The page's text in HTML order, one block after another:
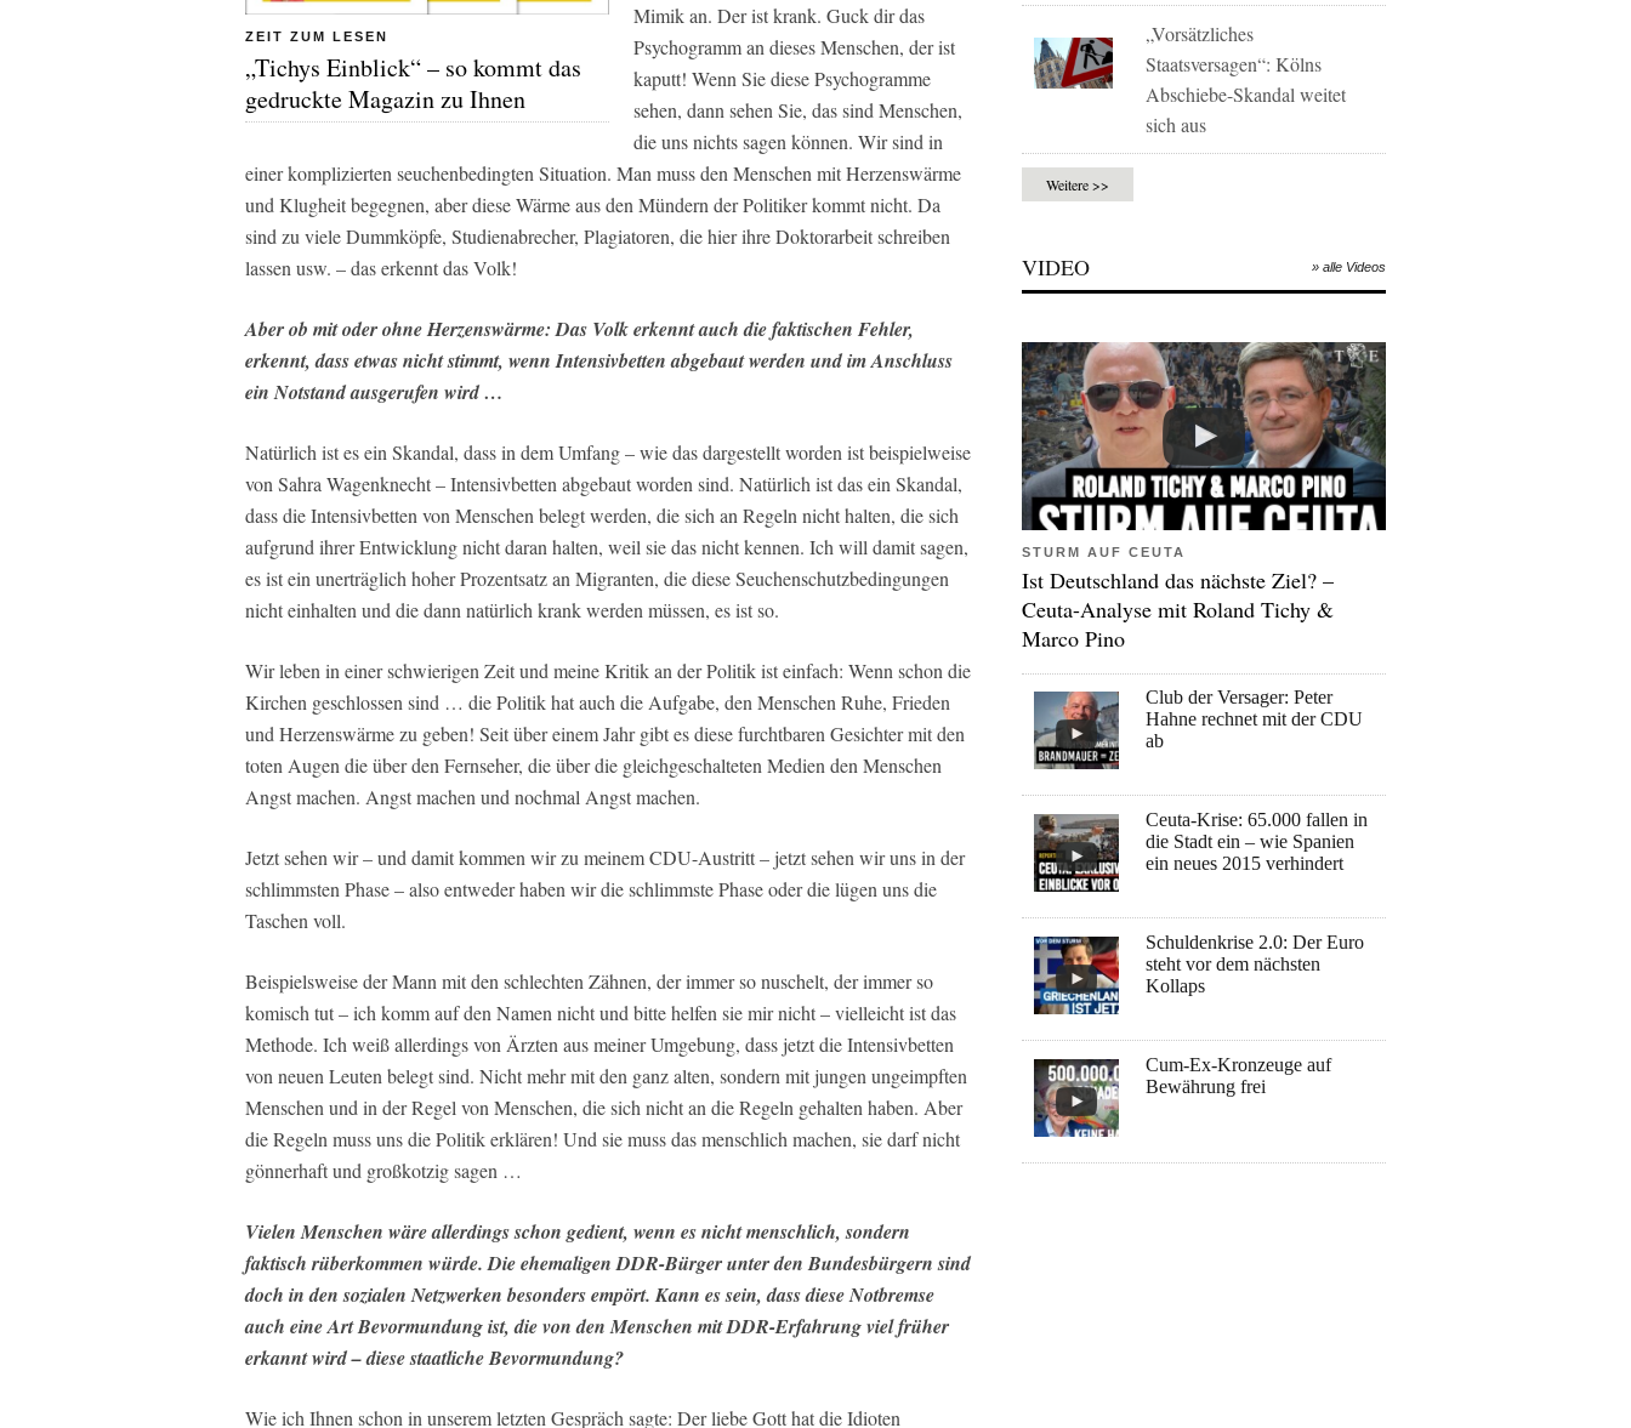
ZEIT ZUM LESEN
„Tichys Einblick“ – so kommt das
gedruckte Magazin zu Ihnen
Mimik an. Der ist krank. Guck dir das
Psychogramm an dieses Menschen, der ist
kaputt! Wenn Sie diese Psychogramme
sehen, dann sehen Sie, das sind Menschen,
die uns nichts sagen können. Wir sind in
einer komplizierten seuchenbedingten Situation. Man muss den Menschen mit Herzenswärme
und Klugheit begegnen, aber diese Wärme aus den Mündern der Politiker kommt nicht. Da
sind zu viele Dummköpfe, Studienabrecher, Plagiatoren, die hier ihre Doktorarbeit schreiben
lassen usw. – das erkennt das Volk!
Aber ob mit oder ohne Herzenswärme: Das Volk erkennt auch die faktischen Fehler,
erkennt, dass etwas nicht stimmt, wenn Intensivbetten abgebaut werden und im Anschluss
ein Notstand ausgerufen wird …
Natürlich ist es ein Skandal, dass in dem Umfang – wie das dargestellt worden ist beispielweise
von Sahra Wagenknecht – Intensivbetten abgebaut worden sind. Natürlich ist das ein Skandal,
dass die Intensivbetten von Menschen belegt werden, die sich an Regeln nicht halten, die sich
aufgrund ihrer Entwicklung nicht daran halten, weil sie das nicht kennen. Ich will damit sagen,
es ist ein unerträglich hoher Prozentsatz an Migranten, die diese Seuchenschutzbedingungen
nicht einhalten und die dann natürlich krank werden müssen, es ist so.
Wir leben in einer schwierigen Zeit und meine Kritik an der Politik ist einfach: Wenn schon die
Kirchen geschlossen sind … die Politik hat auch die Aufgabe, den Menschen Ruhe, Frieden
und Herzenswärme zu geben! Seit über einem Jahr gibt es diese furchtbaren Gesichter mit den
toten Augen die über den Fernseher, die über die gleichgeschalteten Medien den Menschen
Angst machen. Angst machen und nochmal Angst machen.
Jetzt sehen wir – und damit kommen wir zu meinem CDU-Austritt – jetzt sehen wir uns in der
schlimmsten Phase – also entweder haben wir die schlimmste Phase oder die lügen uns die
Taschen voll.
Beispielsweise der Mann mit den schlechten Zähnen, der immer so nuschelt, der immer so
komisch tut – ich komm auf den Namen nicht und bitte helfen sie mir nicht – vielleicht ist das
Methode. Ich weiß allerdings von Ärzten aus meiner Umgebung, dass jetzt die Intensivbetten
von neuen Leuten belegt sind. Nicht mehr mit den ganz alten, sondern mit jungen ungeimpften
Menschen und in der Regel von Menschen, die sich nicht an die Regeln gehalten haben. Aber
die Regeln muss uns die Politik erklären! Und sie muss das menschlich machen, sie darf nicht
gönnerhaft und großkotzig sagen …
Vielen Menschen wäre allerdings schon gedient, wenn es nicht menschlich, sondern
faktisch rüberkommen würde. Die ehemaligen DDR-Bürger unter den Bundesbürgern sind
doch in den sozialen Netzwerken besonders empört. Kann es sein, dass diese Notbremse
auch eine Art Bevormundung ist, die von den Menschen mit DDR-Erfahrung viel früher
erkannt wird – diese staatliche Bevormundung?
Wie ich Ihnen schon in unserem letzten Gespräch sagte: Der liebe Gott hat die Idioten
„Vorsätzliches
Staatsversagen“: Kölns
Abschiebe-Skandal weitet
sich aus
Weitere >>
VIDEO » alle Videos
STURM AUF CEUTA
Ist Deutschland das nächste Ziel? –
Ceuta-Analyse mit Roland Tichy &
Marco Pino
Club der Versager: Peter
Hahne rechnet mit der CDU
ab
Ceuta-Krise: 65.000 fallen in
die Stadt ein – wie Spanien
ein neues 2015 verhindert
Schuldenkrise 2.0: Der Euro
steht vor dem nächsten
Kollaps
Cum-Ex-Kronzeuge auf
Bewährung frei